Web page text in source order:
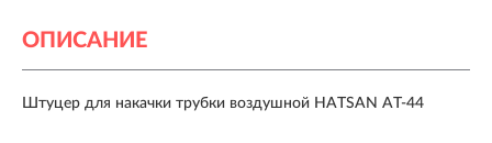
ОПИСАНИЕ
Штуцер для накачки трубки воздушной HATSAN AT-44